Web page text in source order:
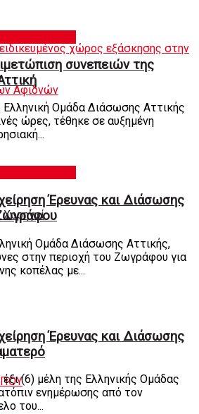
χώρος εξάσκησης στην
Αφιδνών
συνεπειών της
Ελληνική Ομάδα Διάσωσης Αττικής
ώρες, τέθηκε σε αυξημένη
Έρευνας και Διάσωσης
Ομάδα Διάσωσης Αττικής,
στην περιοχή του Ζωγράφου για
κοπέλας με...
Έρευνας και Διάσωσης
(6) μέλη της Ελληνικής Ομάδας
ενημέρωσης από τον
του...